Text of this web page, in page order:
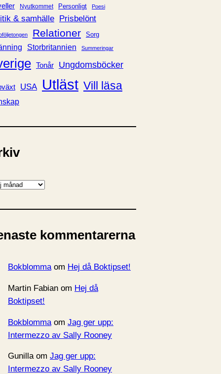
Nyutkommet Personligt Poesi
& samhälle Prisbelönt
Relationer Sorg
Storbritannien Summeringar
Tonår Ungdomsböcker
USA Utläst Vill läsa
kommentarerna
Bokblommaom Hej då Boktipset!
Martin Fabian om Hej då
Boktipset!
Bokblomma om Jag ger upp:
Intermezzo av Sally Rooney
Gunillaom Jag ger upp:
Intermezzo av Sally Rooney